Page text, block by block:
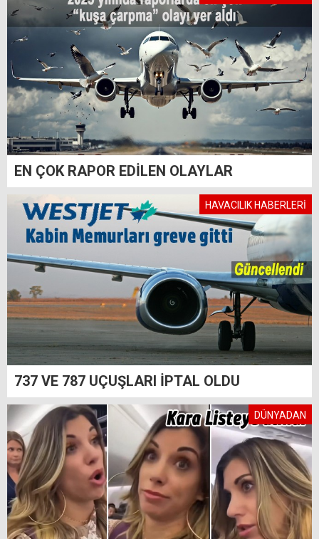
EN ÇOK RAPOR EDİLEN OLAYLAR
HAVACILIK HABERLERİ
737 VE 787 UÇUŞLARI İPTAL OLDU
DÜNYADAN